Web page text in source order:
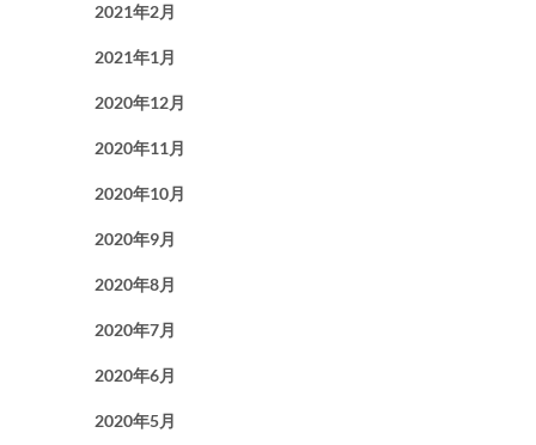
2021年2月
2021年1月
2020年12月
2020年11月
2020年10月
2020年9月
2020年8月
2020年7月
2020年6月
2020年5月